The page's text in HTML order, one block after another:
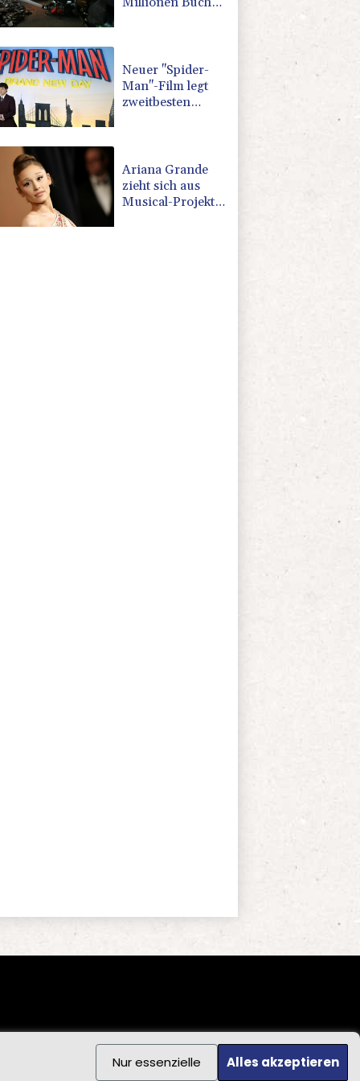
Nur essenzielle Alles akzeptieren
Neuer "Spider-
Man"-Film legt
zweitbesten
Ariana Grande
zieht sich aus
Musical-Projekt